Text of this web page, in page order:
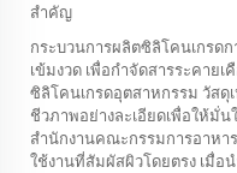
สำคัญ
กระบวนการผลิตซิลิโคนเกร
เข้มงวด เพื่อกำจัดสารระคาย
ซิลิโคนเกรดอุตสาหกรรม วัสดุ
ชีวภาพอย่างละเอียดเพื่อให้มั่
สำนักงานคณะกรรมการอาหา
ใช้งานที่สัมผัสผิวโดยตรง เมื่